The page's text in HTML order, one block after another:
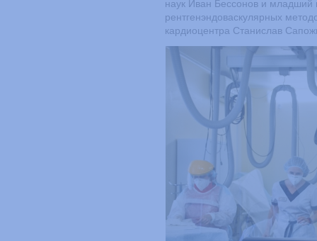
наук Иван Бессонов и младший
рентгенэндоваскулярных
кардиоцентра Станислав